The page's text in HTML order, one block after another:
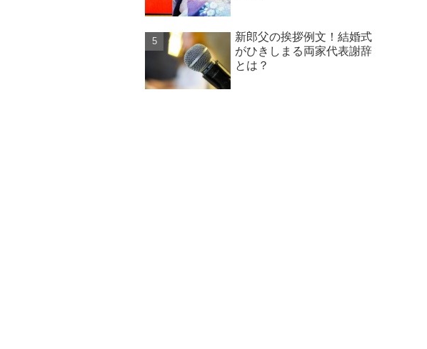
新郎父の挨拶例文！結婚式
がひきしまる両家代表謝辞
とは？